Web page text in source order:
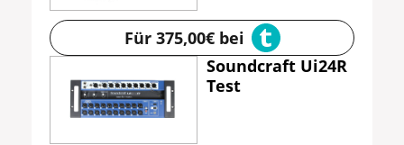
Für 375,00€ bei
Soundcraft Ui24R
Test